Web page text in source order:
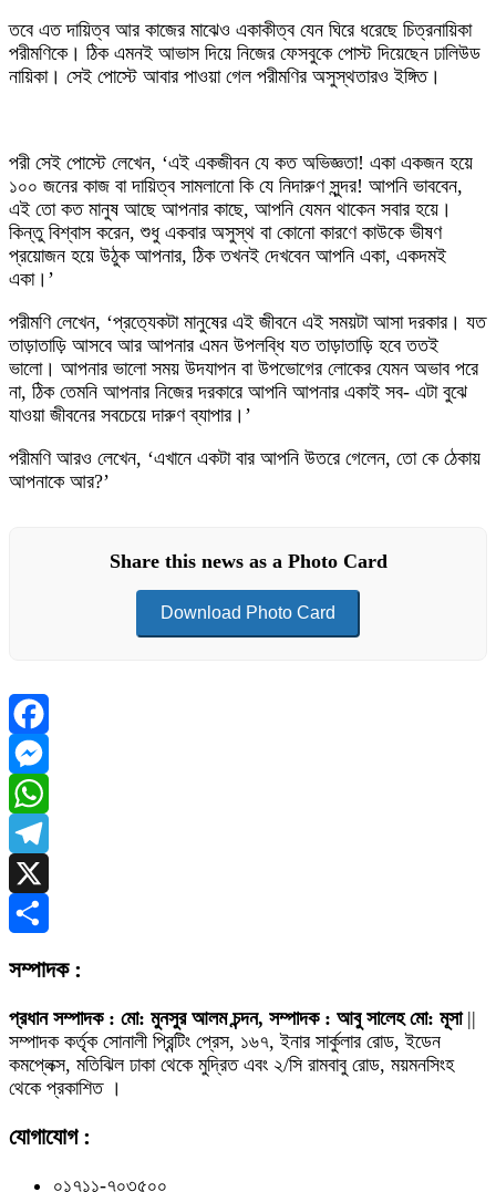
তবে এত দায়িত্ব আর কাজের মাঝেও একাকীত্ব যেন ঘিরে ধরেছে চিত্রনায়িকা
পরীমণিকে। ঠিক এমনই আভাস দিয়ে নিজের ফেসবুকে পোস্ট দিয়েছেন ঢালিউড
নায়িকা। সেই পোস্টে আবার পাওয়া গেল পরীমণির অসুস্থতারও ইঙ্গিত।
পরী সেই পোস্টে লেখেন, ‘এই একজীবন যে কত অভিজ্ঞতা! একা একজন হয়ে
১০০ জনের কাজ বা দায়িত্ব সামলানো কি যে নিদারুণ সুন্দর! আপনি ভাববেন,
এই তো কত মানুষ আছে আপনার কাছে, আপনি যেমন থাকেন সবার হয়ে।
কিন্তু বিশ্বাস করেন, শুধু একবার অসুস্থ বা কোনো কারণে কাউকে ভীষণ
প্রয়োজন হয়ে উঠুক আপনার, ঠিক তখনই দেখবেন আপনি একা, একদমই
একা।’
পরীমণি লেখেন, ‘প্রত‍্যেকটা মানুষের এই জীবনে এই সময়টা আসা দরকার। যত
তাড়াতাড়ি আসবে আর আপনার এমন উপলব্ধি যত তাড়াতাড়ি হবে ততই
ভালো। আপনার ভালো সময় উদযাপন বা উপভোগের লোকের যেমন অভাব পরে
না, ঠিক তেমনি আপনার নিজের দরকারে আপনি আপনার একাই সব- এটা বুঝে
যাওয়া জীবনের সবচেয়ে দারুণ ব্যাপার।’
পরীমণি আরও লেখেন, ‘এখানে একটা বার আপনি উতরে গেলেন, তো কে ঠেকায়
আপনাকে আর?’
Share this news as a Photo Card
Download Photo Card
Facebook
Messenger
WhatsApp
Telegram
X
সম্পাদক :
প্রধান সম্পাদক : মো: মুনসুর আলম চন্দন, সম্পাদক : আবু সালেহ মো: মূসা||
সম্পাদক কর্তৃক সোনালী প্রিন্টিং প্রেস, ১৬৭, ইনার সার্কুলার রোড, ইডেন
কমপ্লেক্স, মতিঝিল ঢাকা থেকে মুদ্রিত এবং ২/সি রামবাবু রোড, ময়মনসিংহ
থেকে প্রকাশিত ।
যোগাযোগ :
০১৭১১-৭০৩৫০০